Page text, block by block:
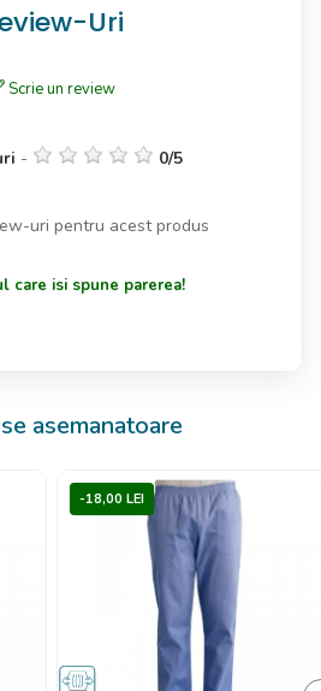
Uri
Scrie un review
- 0/5
uri pentru acest produs
care isi spune parerea!
asemanatoare
-18,00 LEI